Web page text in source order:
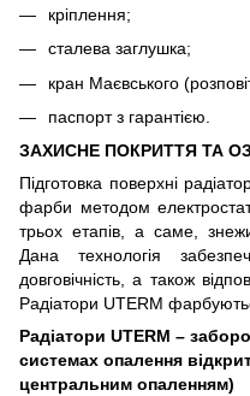
кріплення;
сталева заглушка;
кран Маєвського
паспорт з гарантією.
ЗАХИСНЕ ПОКРИТТЯ ТА
Підготовка поверхні
фарби методом
трьох етапів, а саме,
Дана технологія
довговічність, а також
Радіатори UTERM
Радіатори UTERM –
системах опалення
центральним опаленням)